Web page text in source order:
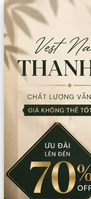
Thông tin chi nhánh
*LƯU Ý: Thời gian làm
vui lòng xem kỹ
CN Quận 5
8 Nguyễn Thời
TPHCM
0777.195.929 -
9:00 - 18:00 (Thứ 2 -
CN Bình Tân
759/3A Hương Lộ 2,
TPHCM
0932.713.594 -
9:00 - 18:00 (Thứ 2 -
CN Bình Thạnh